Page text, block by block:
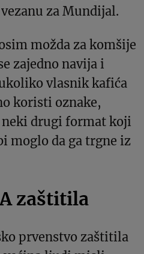
za Mundijal.
možda za komšije
zajedno navija i
vlasnik kafića
koristi oznake,
drugi format koji
moglo da ga trgne iz
zaštitila
prvenstvo zaštitila